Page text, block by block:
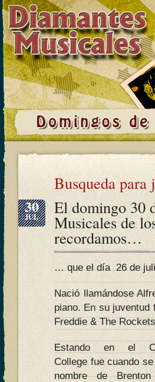
Busqueda para
30
JUL El domingo 30
Musicales de
recordamos…
… que el día 26 de
Nació llamándose
piano. En su
Freddie & The
Estando en el
College fue cuando
nombre de